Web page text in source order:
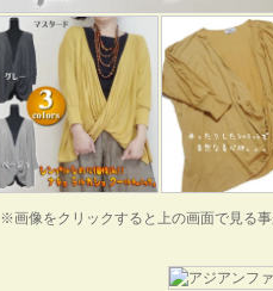
※画像をクリックすると上の画面で見る事